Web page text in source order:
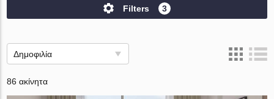
Filters 3
Δημοφιλία
86 ακίνητα